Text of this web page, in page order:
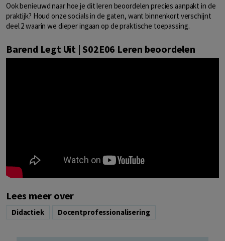
Ook benieuwd naar hoe je dit leren beoordelen precies aanpakt in de
praktijk? Houd onze socials in de gaten, want binnenkort verschijnt
deel 2 waarin we dieper ingaan op de praktische toepassing.
Barend Legt Uit | S02E06 Leren beoordelen
Lees meer over
Didactiek Docentprofessionalisering